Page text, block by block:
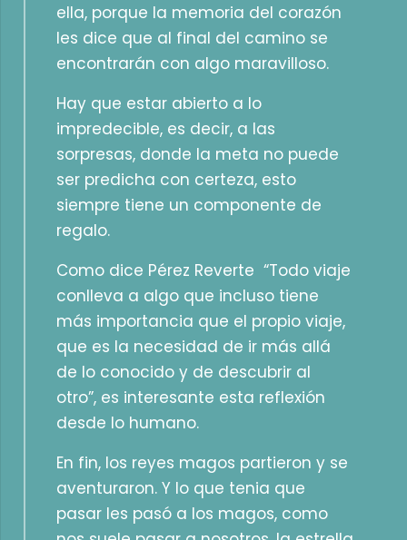
ella, porque la memoria del corazón
les dice que al final del camino se
encontrarán con algo maravilloso.
Hay que estar abierto a lo
impredecible, es decir, a las
sorpresas, donde la meta no puede
ser predicha con certeza, esto
siempre tiene un componente de
regalo.
Como dice Pérez Reverte “Todo viaje
conlleva a algo que incluso tiene
más importancia que el propio viaje,
que es la necesidad de ir más allá
de lo conocido y de descubrir al
otro”, es interesante esta reflexión
desde lo humano.
En fin, los reyes magos partieron y se
aventuraron. Y lo que tenia que
pasar les pasó a los magos, como